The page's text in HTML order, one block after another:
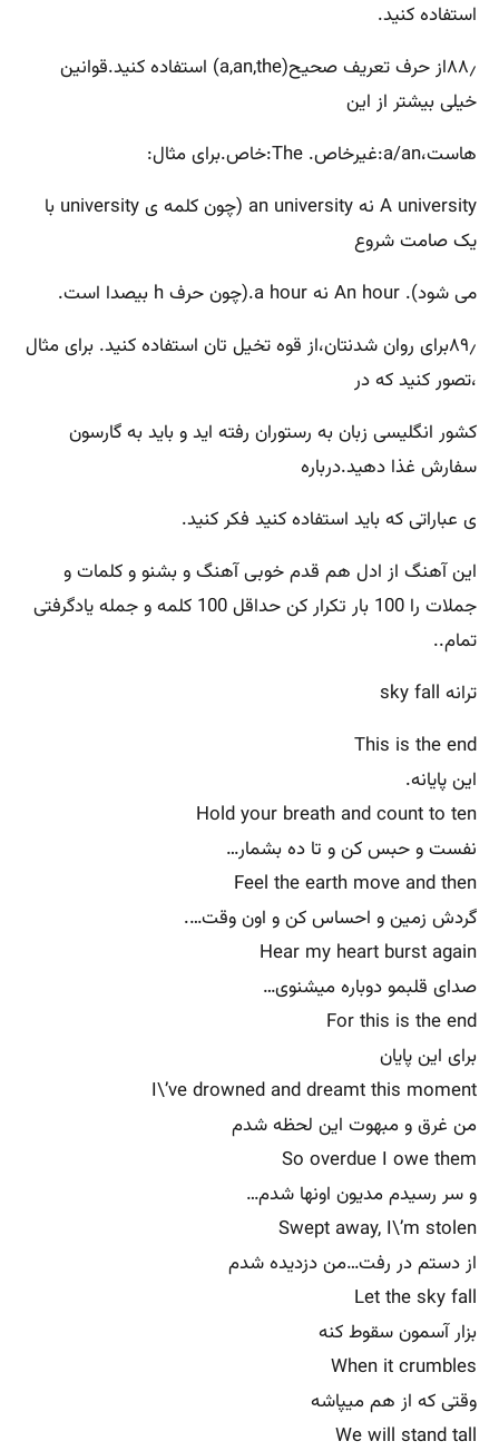
استفاده کنید.
۸۸٫از حرف تعریف صحیح(a,an,the) استفاده کنید.قوانین
خیلی بیشتر از این
هاست،a/an:غیرخاص. The:خاص.برای مثال:
A university نه an university (چون کلمه ی university با
یک صامت شروع
می شود). An hour نه a hour.(چون حرف h بیصدا است.
۸۹٫برای روان شدنتان،از قوه تخیل تان استفاده کنید. برای مثال
،تصور کنید که در
کشور انگلیسی زبان به رستوران رفته اید و باید به گارسون
سفارش غذا دهید.درباره
ی عباراتی که باید استفاده کنید فکر کنید.
این آهنگ از ادل هم قدم خوبی آهنگ و بشنو و کلمات و
جملات را 100 بار تکرار کن حداقل 100 کلمه و جمله یادگرفتی
تمام..
ترانه sky fall
This is the end
این پایانه.
Hold your breath and count to ten
نفست و حبس کن و تا ده بشمار…
Feel the earth move and then
گردش زمین و احساس کن و اون وقت….
Hear my heart burst again
صدای قلبمو دوباره میشنوی…
For this is the end
برای این پایان
I\’ve drowned and dreamt this moment
من غرق و مبهوت این لحظه شدم
So overdue I owe them
و سر رسیدم مدیون اونها شدم…
Swept away, I\’m stolen
از دستم در رفت…من دزدیده شدم
Let the sky fall
بزار آسمون سقوط کنه
When it crumbles
وقتی که از هم میپاشه
We will stand tall